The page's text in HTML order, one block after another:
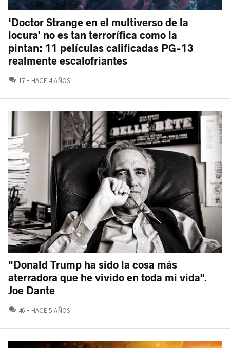
'Doctor Strange en el multiverso de la
locura' no es tan terrorífica como la
pintan: 11 películas calificadas PG-13
realmente escalofriantes
17 COMENTARIOS
HACE 4 AÑOS
"Donald Trump ha sido la cosa más
aterradora que he vivido en toda mi vida".
Joe Dante
46 COMENTARIOS
HACE 5 AÑOS